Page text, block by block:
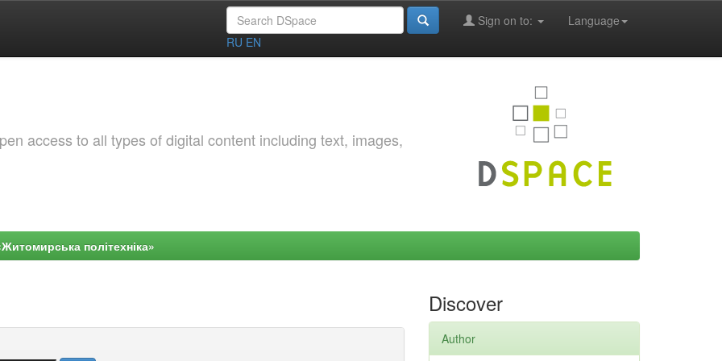
Language
Sign on to:
RU EN
access to all types of digital content including text, images,
політехніка»
Discover
Author